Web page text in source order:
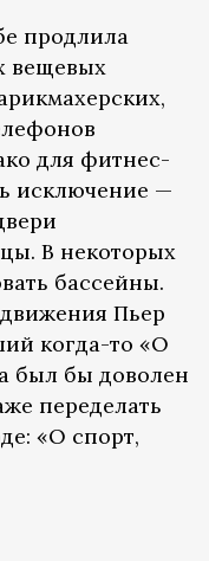
продлила
вещевых
для фитнес-
исключение —
В некоторых
бассейны.
Пьер
когда-то «О
был бы доволен
переделать
«О спорт,